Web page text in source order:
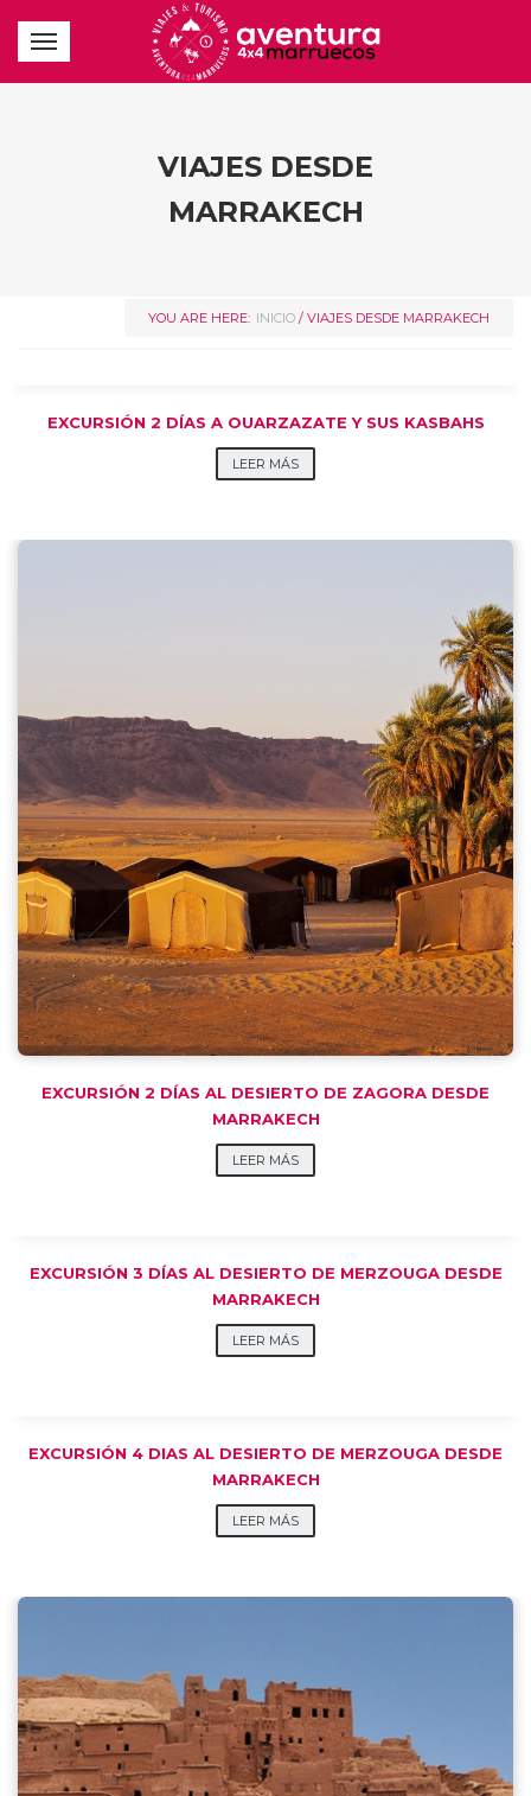
VIAJES DESDE
MARRAKECH
YOU ARE HERE: INICIO / VIAJES DESDE MARRAKECH
EXCURSIÓN 2 DÍAS A OUARZAZATE Y SUS KASBAHS
LEER MÁS
EXCURSIÓN 2 DÍAS AL DESIERTO DE ZAGORA DESDE
MARRAKECH
LEER MÁS
EXCURSIÓN 3 DÍAS AL DESIERTO DE MERZOUGA DESDE
MARRAKECH
LEER MÁS
EXCURSIÓN 4 DIAS AL DESIERTO DE MERZOUGA DESDE
MARRAKECH
LEER MÁS